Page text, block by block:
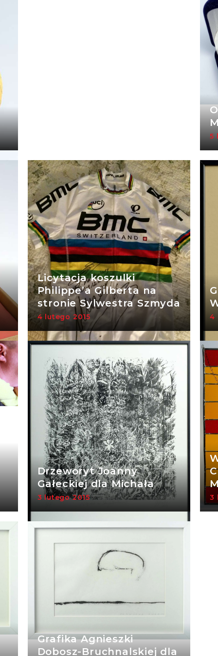
5
Licytacja koszulki
Philippe’a Gilberta na
stronie Sylwestra Szmyda
4 lutego 2015 4
Drzeworyt Joanny
Gałeckiej dla Michała
3 lutego 2015 3
Grafika Agnieszki
Dobosz-Bruchnalskiej dla